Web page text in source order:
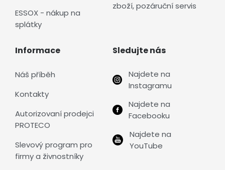
ESSOX - nákup na
splátky
zboží, pozáruční servis
Informace
Náš příběh
Kontakty
Autorizovaní prodejci
PROTECO
Slevový program pro
firmy a živnostníky
Sledujte nás
Najdete na
Instagramu
Najdete na
Facebooku
Najdete na
YouTube